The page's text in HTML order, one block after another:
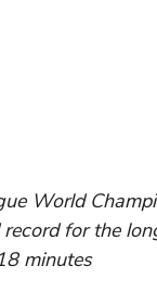
World
for the
minutes